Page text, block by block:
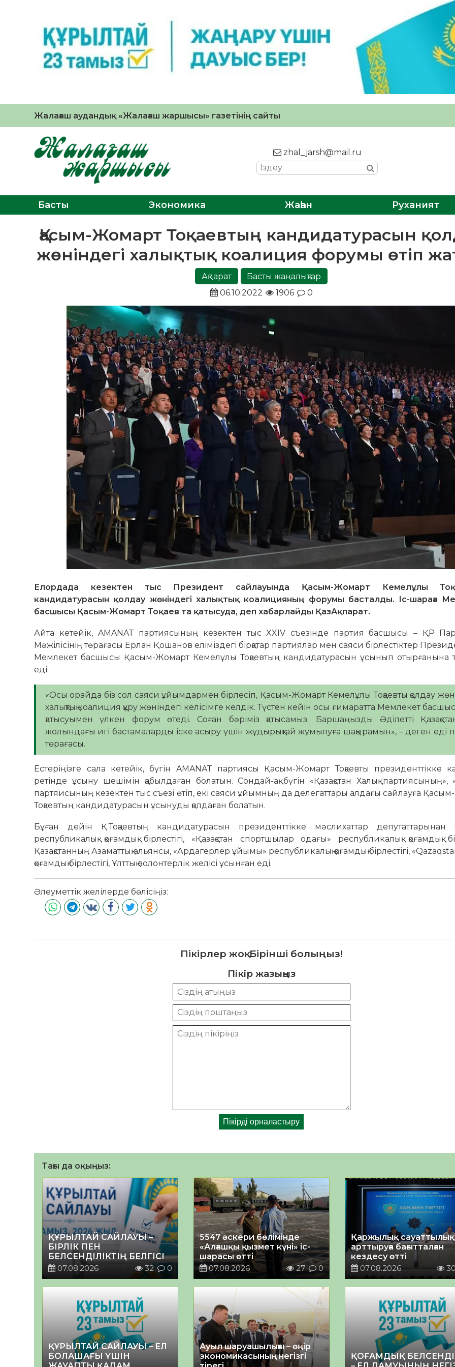
Жалағаш аудандық «Жалағаш жаршысы» газетінің сайты
zhal_jarsh@mail.ru
Басты Экономика Жаһан Руханият
Қасым-Жомарт Тоқаевтың кандидатурасын
жөніндегі халықтық коалиция форумы өтіп
Ақпарат
Басты жаңалықтар
06.10.2022
1906 0
Елордада кезектен тыс Президент сайлауында Қасым-Жомарт Кемелұлы
кандидатурасын қолдау жөніндегі халықтық коалицияның форумы басталды. Іс-шараға
басшысы Қасым-Жомарт Тоқаев та қатысуда, деп хабарлайды ҚазАқпарат.
Айта кетейік, AMANAT партиясының кезектен тыс XXIV съезінде партия басшысы – ҚР
Мәжілісінің төрағасы Ерлан Қошанов еліміздегі бірқатар партиялар мен саяси бірлестіктер
Мемлекет басшысы Қасым-Жомарт Кемелұлы Тоқаевтың кандидатурасын ұсынып отырғанына
еді.
«Осы орайда біз сол саяси ұйымдармен бірлесіп, Қасым-Жомарт Кемелұлы Тоқаевты қолдау
халықтық коалиция құру жөніндегі келісімге келдік. Түстен кейін осы ғимаратта Мемлекет
қатысуымен үлкен форум өтеді. Соған бәріміз қатысамыз. Баршаңызды Әділетті
жолындағы игі бастамаларды іске асыру үшін жұдырықтай жұмылуға шақырамын», – деген еді
төрағасы.
Естеріңізге сала кетейік, бүгін AMANAT партиясы Қасым-Жомарт Тоқаевты президенттікке
ретінде ұсыну шешімін қабылдаған болатын. Сондай-ақ бүгін «Қазақстан Халық партиясының»,
партяисының кезектен тыс съезі өтіп, екі саяси ұйымның да делегаттары алдағы сайлауға
Тоқаевтың кандидатурасын ұсынуды қолдаған болатын.
Бұған дейін Қ.Тоқаевтың кандидатурасын президенттікке мәслихаттар депутаттарынан
республикалық қоғамдық бірлестігі, «Қазақстан спортшылар одағы» республикалық қоғамдық
Қазақстанның Азаматтық альянсы, «Ардагерлер ұйымы» республикалық қоғамдық бірлестігі,
қоғамдық бірлестігі, Ұлттық волонтерлік желісі ұсынған еді.
Әлеуметтік желілерде бөлісіңіз:
Пікірлер жоқ. Бірінші болыңыз!
Пікір жазыңыз
Тағы да оқыңыз:
ҚҰРЫЛТАЙ САЙЛАУЫ –
БІРЛІК ПЕН
БЕЛСЕНДІЛІКТІҢ БЕЛГІСІ
07.08.2026
32 0
5547 әскери бөлімінде
«Алғашқы қызмет күні» іс-
шарасы өтті
07.08.2026
27 0
Қаржылық
арттыруға бағытталған
кездесу өтті
07.08.2026
ҚҰРЫЛТАЙ САЙЛАУЫ – ЕЛ
БОЛАШАҒЫ ҮШІН
Ауыл шаруашылығы – өңір
экономикасының негізгі
ҚОҒАМДЫҚ